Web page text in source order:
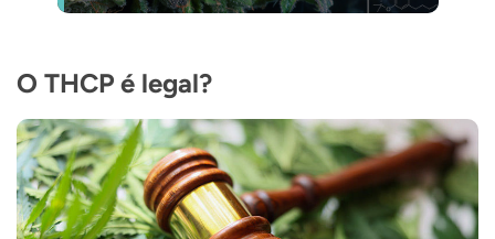
O THCP é legal?